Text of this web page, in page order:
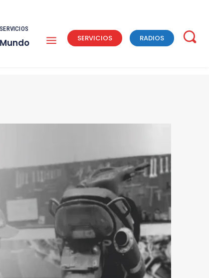
SERVICIOS
Mundo SERVICIOS RADIOS